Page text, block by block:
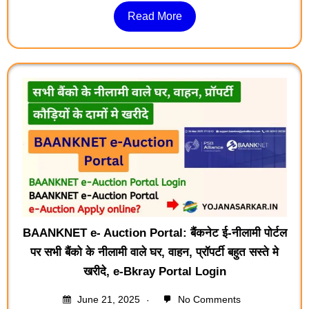
Read More
BAANKNET e- Auction Portal: बैंकनेट ई-नीलामी पोर्टल
पर सभी बैंको के नीलामी वाले घर, वाहन, प्रॉपर्टी बहुत सस्ते मे
खरीदे, e-Bkray Portal Login
June 21, 2025 No Comments